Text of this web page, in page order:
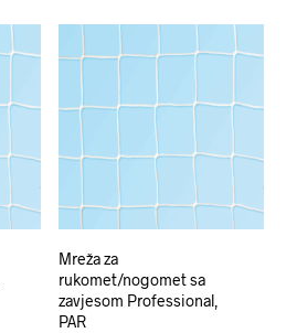
Mreža za
rukomet/nogomet sa
zavjesom Professional,
PAR